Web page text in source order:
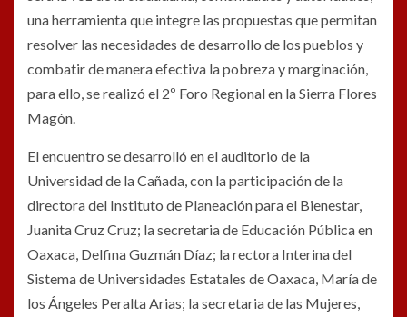
una herramienta que integre las propuestas que permitan
resolver las necesidades de desarrollo de los pueblos y
combatir de manera efectiva la pobreza y marginación,
para ello, se realizó el 2º Foro Regional en la Sierra Flores
Magón.
El encuentro se desarrolló en el auditorio de la
Universidad de la Cañada, con la participación de la
directora del Instituto de Planeación para el Bienestar,
Juanita Cruz Cruz; la secretaria de Educación Pública en
Oaxaca, Delfina Guzmán Díaz; la rectora Interina del
Sistema de Universidades Estatales de Oaxaca, María de
los Ángeles Peralta Arias; la secretaria de las Mujeres,